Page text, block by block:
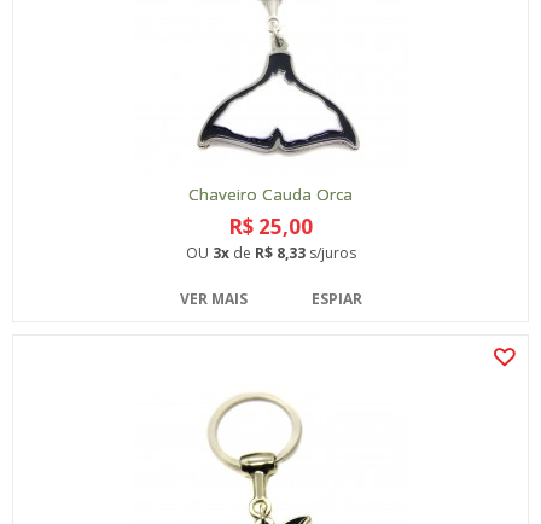
Chaveiro Cauda Orca
R$ 25,00
OU 3xde R$ 8,33s/juros
VER MAIS ESPIAR